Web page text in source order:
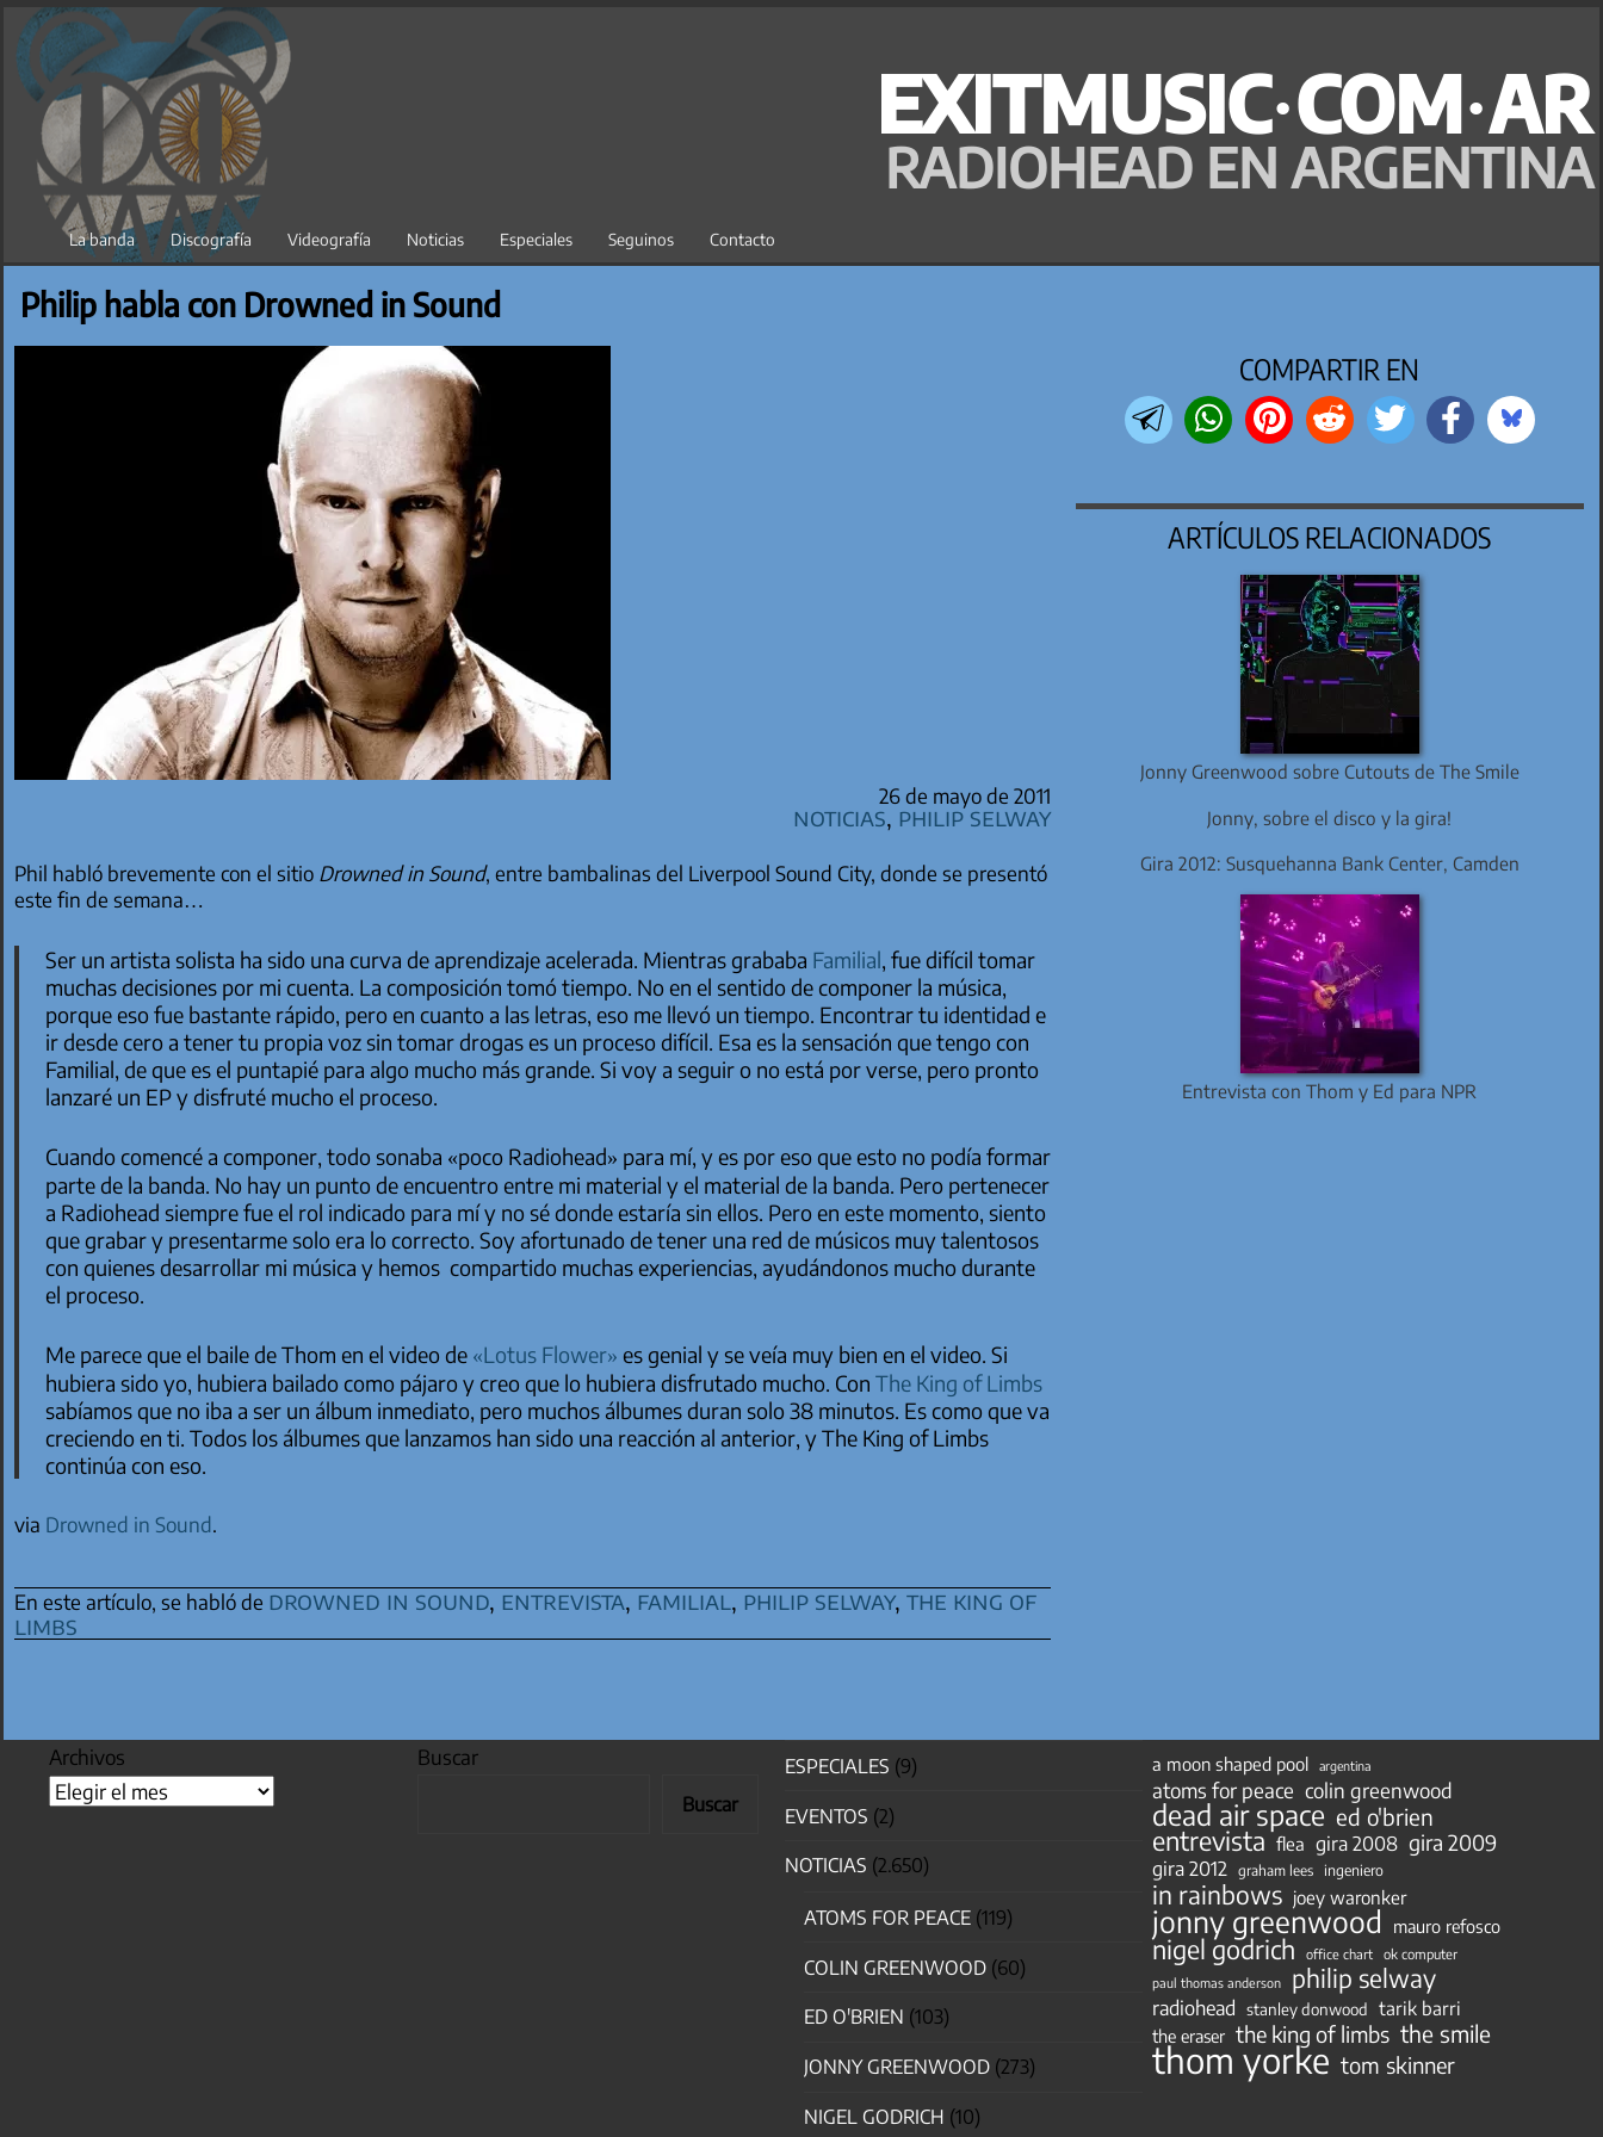
Saltar
contenido
EXITMUSIC·COM·AR
RADIOHEAD EN ARGENTINA
La banda Discografía Videografía Noticias Especiales Seguinos Contacto
Philip habla con Drowned in Sound
26 de mayo de 2011
Noticias, Philip Selway
Phil habló brevemente con el sitio Drowned in Sound, entre bambalinas del Liverpool Sound City, donde se presentó
este fin de semana…
Ser un artista solista ha sido una curva de aprendizaje acelerada. Mientras grababa Familial, fue difícil tomar
muchas decisiones por mi cuenta. La composición tomó tiempo. No en el sentido de componer la música,
porque eso fue bastante rápido, pero en cuanto a las letras, eso me llevó un tiempo. Encontrar tu identidad e
ir desde cero a tener tu propia voz sin tomar drogas es un proceso difícil. Esa es la sensación que tengo con
Familial, de que es el puntapié para algo mucho más grande. Si voy a seguir o no está por verse, pero pronto
lanzaré un EP y disfruté mucho el proceso.
Cuando comencé a componer, todo sonaba «poco Radiohead» para mí, y es por eso que esto no podía formar
parte de la banda. No hay un punto de encuentro entre mi material y el material de la banda. Pero pertenecer
a Radiohead siempre fue el rol indicado para mí y no sé donde estaría sin ellos. Pero en este momento, siento
que grabar y presentarme solo era lo correcto. Soy afortunado de tener una red de músicos muy talentosos
con quienes desarrollar mi música y hemos compartido muchas experiencias, ayudándonos mucho durante
el proceso.
Me parece que el baile de Thom en el video de «Lotus Flower» es genial y se veía muy bien en el video. Si
hubiera sido yo, hubiera bailado como pájaro y creo que lo hubiera disfrutado mucho. ConThe King of Limbs
sabíamos que no iba a ser un álbum inmediato, pero muchos álbumes duran solo 38 minutos. Es como que va
creciendo en ti. Todos los álbumes que lanzamos han sido una reacción al anterior, yThe King of Limbs
continúa con eso.
via Drowned in Sound.
En este artículo, se habló de drowned in sound, entrevista, familial, philip selway, the king of
limbs
COMPARTIR EN
ARTÍCULOS RELACIONADOS
Jonny Greenwood sobre Cutouts de The Smile
Jonny, sobre el disco y la gira!
Gira 2012: Susquehanna Bank Center, Camden
Entrevista con Thom y Ed para NPR
Archivos Buscar
Buscar
ESPECIALES (9)
EVENTOS (2)
NOTICIAS (2.650)
ATOMS FOR PEACE (119)
COLIN GREENWOOD (60)
ED O'BRIEN (103)
JONNY GREENWOOD (273)
NIGEL GODRICH (10)
a moon shaped pool argentina
atoms for peace colin greenwood
dead air space ed o'brien
entrevista flea gira 2008 gira 2009
gira 2012 graham lees ingeniero
in rainbows joey waronker
jonny greenwood mauro refosco
nigel godrich office chart ok computer
paul thomas anderson philip selway
radiohead stanley donwood tarik barri
the eraser the king of limbs the smile
thom yorke tom skinner